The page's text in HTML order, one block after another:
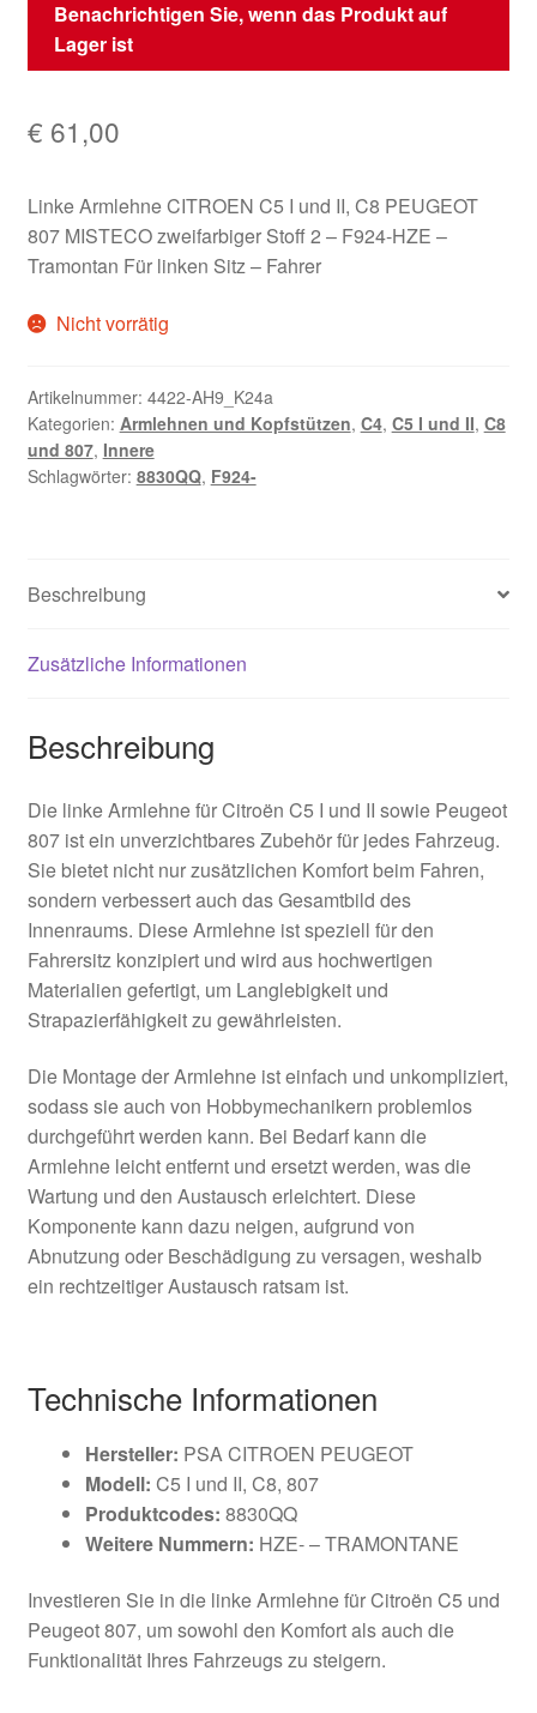
Benachrichtigen Sie, wenn das Produkt auf
Lager ist
€ 61,00
Linke Armlehne CITROEN C5 I und II, C8 PEUGEOT
807 MISTECO zweifarbiger Stoff 2 – F924-HZE –
Tramontan Für linken Sitz – Fahrer
Nicht vorrätig
Artikelnummer: 4422-AH9_K24a
Kategorien: Armlehnen und Kopfstützen, C4, C5 I und II, C8
und 807, Innere
Schlagwörter: 8830QQ, F924-
Beschreibung
Zusätzliche Informationen
Beschreibung
Die linke Armlehne für Citroën C5 I und II sowie Peugeot
807 ist ein unverzichtbares Zubehör für jedes Fahrzeug.
Sie bietet nicht nur zusätzlichen Komfort beim Fahren,
sondern verbessert auch das Gesamtbild des
Innenraums. Diese Armlehne ist speziell für den
Fahrersitz konzipiert und wird aus hochwertigen
Materialien gefertigt, um Langlebigkeit und
Strapazierfähigkeit zu gewährleisten.
Die Montage der Armlehne ist einfach und unkompliziert,
sodass sie auch von Hobbymechanikern problemlos
durchgeführt werden kann. Bei Bedarf kann die
Armlehne leicht entfernt und ersetzt werden, was die
Wartung und den Austausch erleichtert. Diese
Komponente kann dazu neigen, aufgrund von
Abnutzung oder Beschädigung zu versagen, weshalb
ein rechtzeitiger Austausch ratsam ist.
Technische Informationen
Hersteller: PSA CITROEN PEUGEOT
Modell: C5 I und II, C8, 807
Produktcodes: 8830QQ
Weitere Nummern: HZE- – TRAMONTANE
Investieren Sie in die linke Armlehne für Citroën C5 und
Peugeot 807, um sowohl den Komfort als auch die
Funktionalität Ihres Fahrzeugs zu steigern.